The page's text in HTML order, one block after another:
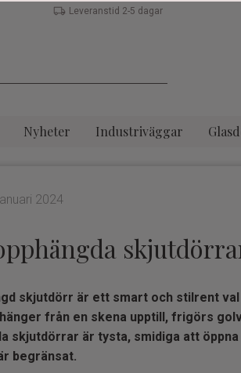
Leveranstid 2-5 dagar
Nyheter Industriväggar
2024
skjutdörr är ett smart och stilrent
från en skena upptill, frigörs
skjutdörrar är tysta, smidiga att
begränsat.